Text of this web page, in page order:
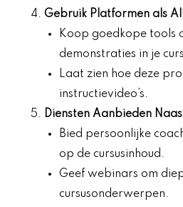
Gebruik Platformen als
Koop goedkope tools
demonstraties in je
Laat zien hoe deze
instructievideo’s.
Diensten Aanbieden
Bied persoonlijke
op de cursusinhoud.
Geef webinars om
cursusonderwerpen.